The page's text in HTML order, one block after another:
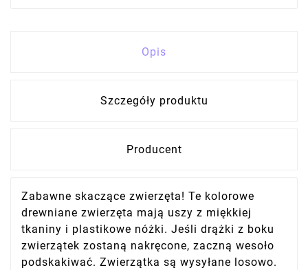
Opis
Szczegóły produktu
Producent
Zabawne skaczące zwierzęta! Te kolorowe
drewniane zwierzęta mają uszy z miękkiej
tkaniny i plastikowe nóżki. Jeśli drążki z boku
zwierzątek zostaną nakręcone, zaczną wesoło
podskakiwać. Zwierzątka są wysyłane losowo.